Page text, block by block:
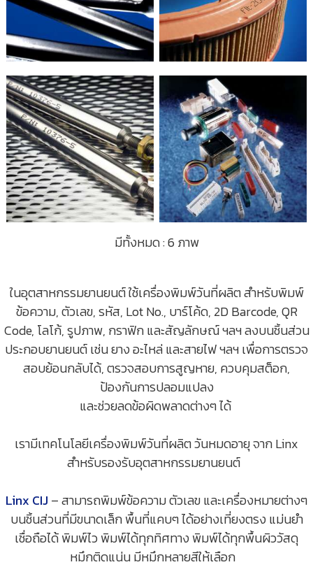
มีทั้งหมด : 6 ภาพ
ในอุตสาหกรรมยานยนต์ ใช้เครื่องพิมพ์วันที่ผลิต สำหรับพิมพ์
ข้อความ, ตัวเลข, รหัส, Lot No., บาร์โค้ด, 2D Barcode, QR
Code, โลโก้, รูปภาพ, กราฟิก และสัญลักษณ์ ฯลฯ ลงบนชิ้นส่วน
ประกอบยานยนต์ เช่น ยาง อะไหล่ และสายไฟ ฯลฯ เพื่อการตรวจ
สอบย้อนกลับได้, ตรวจสอบการสูญหาย, ควบคุมสต็อก,
ป้องกันการปลอมแปลง
และช่วยลดข้อผิดพลาดต่างๆ ได้
เรามีเทคโนโลยีเครื่องพิมพ์วันที่ผลิต วันหมดอายุ จาก Linx
สำหรับรองรับอุตสาหกรรมยานยนต์
Linx CIJ – สามารถพิมพ์ข้อความ ตัวเลข และเครื่องหมายต่างๆ
บนชิ้นส่วนที่มีขนาดเล็ก พื้นที่แคบๆ ได้อย่างเที่ยงตรง แม่นยำ
เชื่อถือได้ พิมพ์ไว พิมพ์ได้ทุกทิศทาง พิมพ์ได้ทุกพื้นผิววัสดุ
หมึกติดแน่น มีหมึกหลายสีให้เลือก